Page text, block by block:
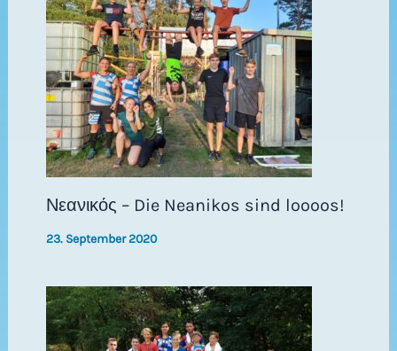
Νεανικός – Die Neanikos sind loooos!
23. September 2020